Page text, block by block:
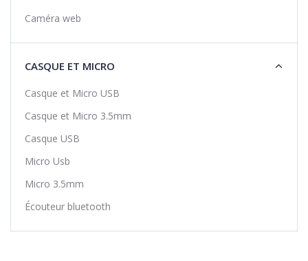
Caméra web
CASQUE ET MICRO
Casque et Micro USB
Casque et Micro 3.5mm
Casque USB
Micro Usb
Micro 3.5mm
Écouteur bluetooth